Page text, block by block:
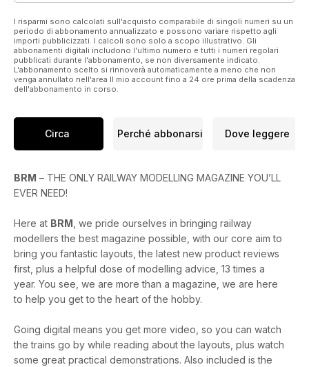
PLUS
• Reviews of the new Heljan Deltic, Lionheart Lynton &
Barnstaple coaches, new Rapido ‘Not Quite Minks’, plus much
more
• The history of station canopies explored
• A plotted history of the TTA tank wagon
I risparmi sono calcolati sull'acquisto comparabile di singoli numeri su un
periodo di abbonamento annualizzato e possono variare rispetto agli
importi pubblicizzati. I calcoli sono solo a scopo illustrativo. Gli
abbonamenti digitali includono l'ultimo numero e tutti i numeri regolari
pubblicati durante l'abbonamento, se non diversamente indicato.
L'abbonamento scelto si rinnoverà automaticamente a meno che non
venga annullato nell'area Il mio account fino a 24 ore prima della scadenza
dell'abbonamento in corso.
Circa Perché abbonarsi Dove leggere
BRM – THE ONLY RAILWAY MODELLING MAGAZINE YOU’LL
EVER NEED!
Here at BRM , we pride ourselves in bringing railway
modellers the best magazine possible, with our core aim to
bring you fantastic layouts, the latest new product reviews
first, plus a helpful dose of modelling advice, 13 times a
year. You see, we are more than a magazine, we are here
to help you get to the heart of the hobby.
Going digital means you get more video, so you can watch
the trains go by while reading about the layouts, plus watch
some great practical demonstrations. Also included is the